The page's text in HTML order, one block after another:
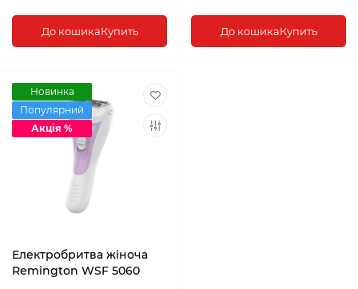
До кошикаКупить До кошикаКупить
Новинка
Популярний
Акція %
Електробритва жіноча
Remington WSF 5060